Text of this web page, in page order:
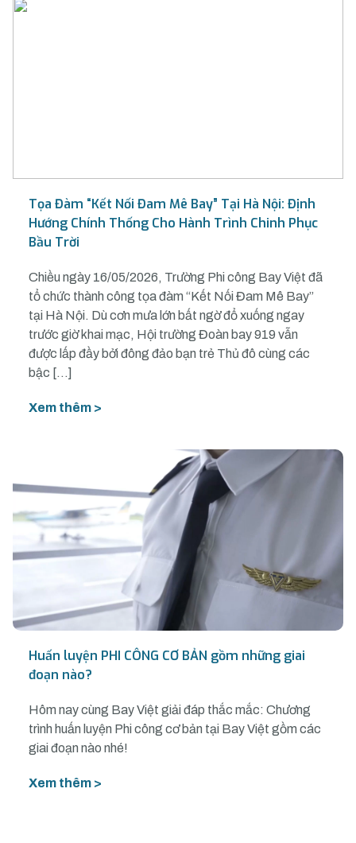
Tọa Đàm “Kết Nối Đam Mê Bay” Tại Hà Nội: Định
Hướng Chính Thống Cho Hành Trình Chinh Phục
Bầu Trời
Chiều ngày 16/05/2026, Trường Phi công Bay Việt đã
tổ chức thành công tọa đàm “Kết Nối Đam Mê Bay”
tại Hà Nội. Dù cơn mưa lớn bất ngờ đổ xuống ngay
trước giờ khai mạc, Hội trường Đoàn bay 919 vẫn
được lấp đầy bởi đông đảo bạn trẻ Thủ đô cùng các
bậc […]
Xem thêm >
Huấn luyện PHI CÔNG CƠ BẢN gồm những giai
đoạn nào?
Hôm nay cùng Bay Việt giải đáp thắc mắc: Chương
trình huấn luyện Phi công cơ bản tại Bay Việt gồm các
giai đoạn nào nhé!
Xem thêm >